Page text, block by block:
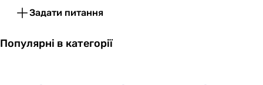
Задати питання
Популярні в категорії